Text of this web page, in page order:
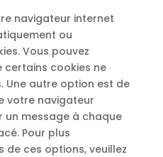
navigateur internet
ou
Vous pouvez
certains cookies ne
Une autre option est de
votre navigateur
un message à chaque
Pour plus
de ces options, veuillez